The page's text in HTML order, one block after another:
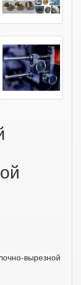
вырезной